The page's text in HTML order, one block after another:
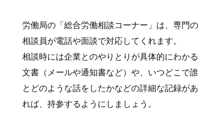
労働局の「総合労働相談コーナー」は、専門の
相談員が電話や面談で対応してくれます。
相談時には企業とのやりとりが具体的にわかる
文書（メールや通知書など）や、いつどこで誰
とどのような話をしたかなどの詳細な記録があ
れば、持参するようにしましょう。